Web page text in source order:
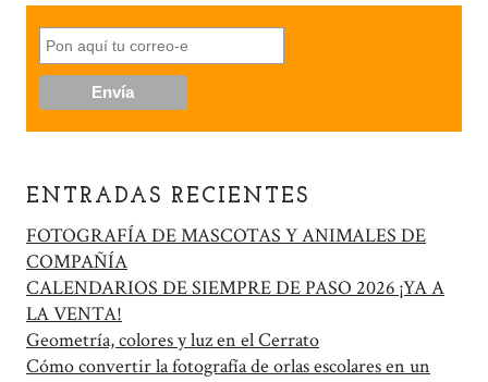
ENTRADAS RECIENTES
FOTOGRAFÍA DE MASCOTAS Y ANIMALES DE
COMPAÑÍA
CALENDARIOS DE SIEMPRE DE PASO 2026 ¡YA A
LA VENTA!
Geometría, colores y luz en el Cerrato
Cómo convertir la fotografía de orlas escolares en un